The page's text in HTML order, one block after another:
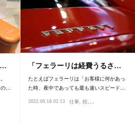
…
。
…
・おもてなし 買い物・デパート 商売・ビジネス
「フェラーリは経費うるさ…
たとえばフェラーリは「お客様に何かあっ
た時、夜中であっても最も速いスピード…
2022.09.18 02:13 仕事 税金